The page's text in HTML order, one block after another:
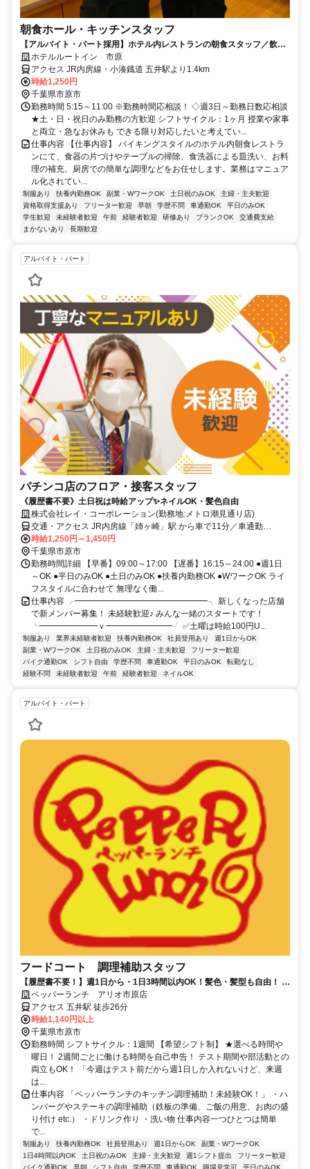
朝食ホール・キッチンスタッフ
【アルバイト・パート採用】ホテル内レストランの朝食スタッフ／飲食
未経験歓迎！主婦(夫)さん活躍中
ホテルルートイン 市原
アクセス JR内房線・小湊鐡道 五井駅より1.4km
時給1,250円
千葉県市原市
勤務時間 5:15～11:00 ※勤務時間応相談！ ◇週3日～勤務日数応相談
★土・日・祝日のみ勤務の方歓迎 シフトサイクル：1ヶ月 授業や家事
と両立・急なお休みも できる限り対応したいと考えてい...
仕事内容 【仕事内容】 バイキングスタイルのホテル内朝食レストラ
ンにて、食器の片づけやテーブルの掃除、食洗器による皿洗い、お料
理の補充、厨房での簡単な調理などをお任せします。業務はマニュア
ル化されてい...
制服あり 扶養内勤務OK 副業・WワークOK 土日祝のみOK
主婦・主夫歓迎
資格取得支援あり
フリーター歓迎 早朝 学歴不問 車通勤OK
平日のみOK
学生歓迎
未経験者歓迎 午前 経験者歓迎 研修あり ブランクOK
交通費支給
まかないあり
長期歓迎
アルバイト・パート
パチンコ店のフロア・接客スタッフ
《履歴書不要》土日祝は時給アップ✨ネイルOK・髪色自由
株式会社レイ・コーポレーション(勤務地:メトロ潮見通り店)
交通・アクセス JR内房線「姉ヶ崎」駅 から車で11分／車通勤
OK（駐車場完備・ガソリン代支給）
時給1,250円～1,450円
千葉県市原市
勤務時間詳細 【早番】09:00～17:00 【遅番】16:15～24:00 ●週1日
～OK ●平日のみOK ●土日のみOK ●扶養内勤務OK ●WワークOK ライ
フスタイルに合わせて 無理なく働...
仕事内容 ╭━━━━━━━━━━━━━━━━╮ 新しくなった店舗
で新メンバー募集！ 未経験歓迎♪ みんな一緒のスタートです！
╰━━━━━━━ｖ━━━━━━━━╯ ✅土曜は時給100円U...
制服あり 業界未経験者歓迎 扶養内勤務OK 社員登用あり
週1日からOK
副業・WワークOK
土日祝のみOK 主婦・主夫歓迎
フリーター歓迎
バイク通勤OK
シフト自由 学歴不問 車通勤OK 平日のみOK
転勤なし
経験不問
未経験者歓迎 午前 経験者歓迎 ネイルOK
アルバイト・パート
フードコート 調理補助スタッフ
【履歴書不要！】週1日から・1日3時間以内OK！髪色・髪型も自由！ 高
校生◎主婦◎
ペッパーランチ アリオ市原店
アクセス 五井駅 徒歩26分
時給1,140円以上
千葉県市原市
勤務時間 シフトサイクル：1週間 【希望シフト制】 ★選べる時間や
曜日！ 2週間ごとに働ける時間を自己申告！ テスト期間や部活動との
両立もOK！ 「今週はテスト前だから週1日しか入れないけど、来週
は...
仕事内容 「ペッパーランチのキッチン調理補助！未経験OK！」 ・ハ
ンバーグやステーキの調理補助（鉄板の準備、ご飯の用意、お肉の盛
り付け etc.） ・ドリンク作り ・洗い物 仕事内容一つひとつは簡単
で...
制服あり 扶養内勤務OK 社員登用あり 週1日からOK
副業・WワークOK
1日4時間以内OK
土日祝のみOK 主婦・主夫歓迎 週1シフト提出
フリーター歓迎
バイク通勤OK
早朝 シフト自由 学歴不問 車通勤OK 職場見学可
平日のみOK